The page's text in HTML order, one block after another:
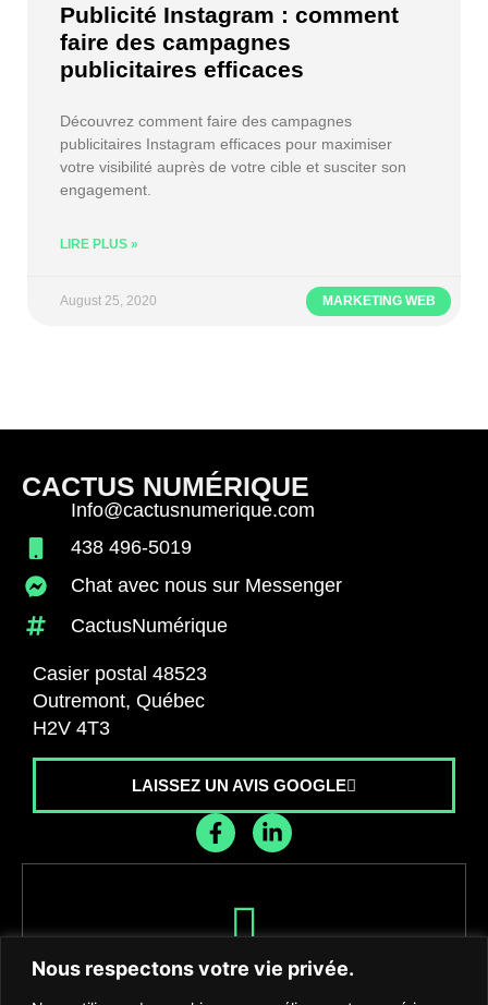
Nous respectons votre vie privée.
MARKETING WEB
Publicité Instagram : comment
faire des campagnes
publicitaires efficaces
Découvrez comment faire des campagnes
publicitaires Instagram efficaces pour maximiser
votre visibilité auprès de votre cible et susciter son
engagement.
LIRE PLUS »
August 25, 2020
CACTUS NUMÉRIQUE
Info@cactusnumerique.com
438 496-5019
Chat avec nous sur Messenger
CactusNumérique
Casier postal 48523
Outremont, Québec
H2V 4T3
LAISSEZ UN AVIS GOOGLE
Recevez les dernières nouvelles de